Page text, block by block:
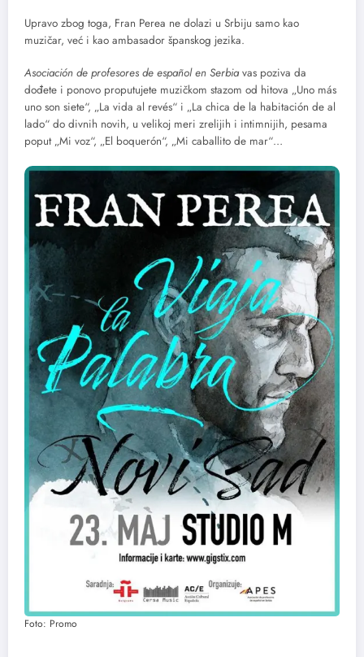
Upravo zbog toga, Fran Perea ne dolazi u Srbiju samo kao
muzičar, već i kao ambasador španskog jezika.
Asociación de profesores de español en Serbiavas poziva da
dođete i ponovo proputujete muzičkom stazom od hitova „Uno más
uno son siete“, „La vida al revés“ i „La chica de la habitación de al
lado“ do divnih novih, u velikoj meri zrelijih i intimnijih, pesama
poput „Mi voz“, „El boquerón“, „Mi caballito de mar“…
Foto: Promo